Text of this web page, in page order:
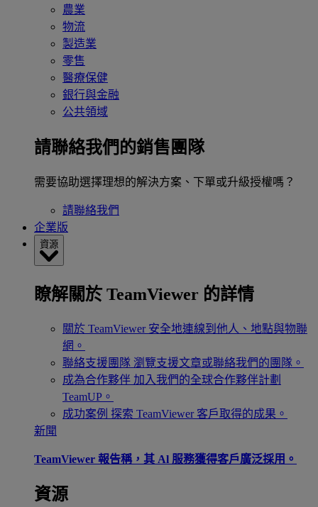
農業
物流
製造業
零售
醫療保健
銀行與金融
公共領域
請聯絡我們的銷售團隊
需要協助選擇理想的解決方案、下單或升級授權嗎？
請聯絡我們
企業版
資源
瞭解關於 TeamViewer 的詳情
關於 TeamViewer 安全地連線到他人、地點與物聯
網。
聯絡支援團隊 瀏覽支援文章或聯絡我們的團隊。
成為合作夥伴 加入我們的全球合作夥伴計劃
TeamUP。
成功案例 探索 TeamViewer 客戶取得的成果。
新聞
TeamViewer 報告稱，其 Al 服務獲得客戶廣泛採用。
資源